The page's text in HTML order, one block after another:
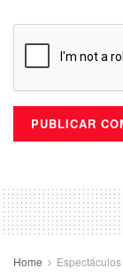
Home Espectáculos